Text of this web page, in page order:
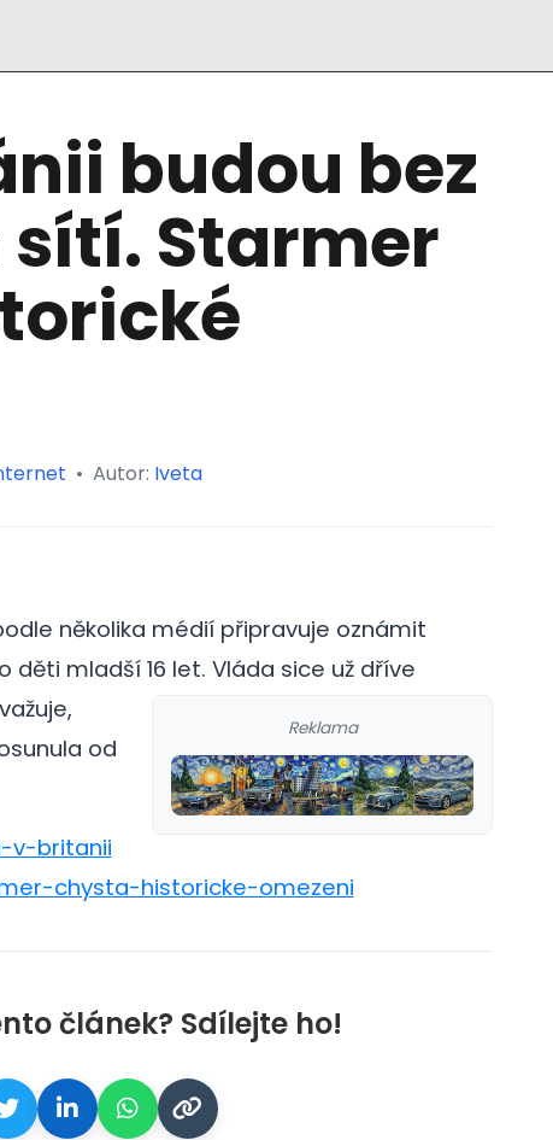
budou bez
Starmer
• Autor: Iveta
několika médií připravuje oznámit
děti mladší 16 let.
Reklama
Vláda sice už dříve
od
v-britanii
chysta-historicke-omezeni
článek? Sdílejte ho!